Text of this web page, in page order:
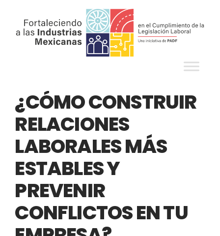
¿CÓMO CONSTRUIR
RELACIONES
LABORALES MÁS
ESTABLES Y
PREVENIR
CONFLICTOS EN TU